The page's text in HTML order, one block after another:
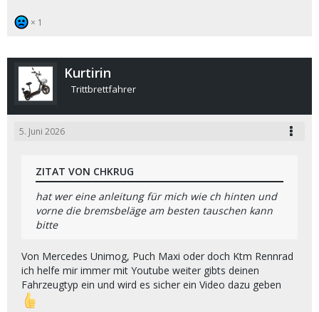
1
Kurtirin
Trittbrettfahrer
5. Juni 2026
ZITAT VON CHKRUG
hat wer eine anleitung für mich wie ch hinten und
vorne die bremsbeläge am besten tauschen kann
bitte
Von Mercedes Unimog, Puch Maxi oder doch Ktm Rennrad
ich helfe mir immer mit Youtube weiter gibts deinen
Fahrzeugtyp ein und wird es sicher ein Video dazu geben